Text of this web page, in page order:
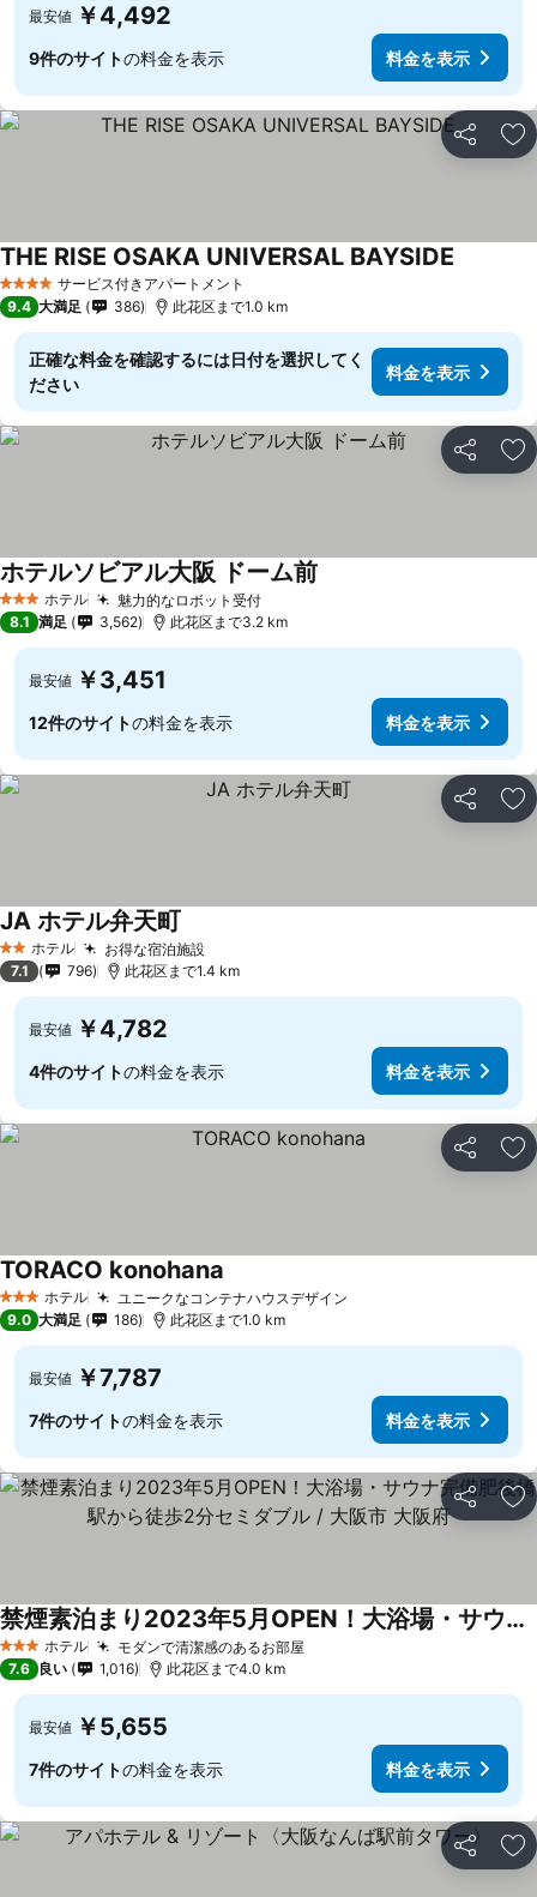
最安値 ￥4,492
9件のサイトの料金を表示 料金を表示
シェア お
4 ホテルのランクサービス付きアパートメント
THE RISE OSAKA UNIVERSAL BAYSIDE
9.4 大満足 386 此花区まで1.0 km
正確な料金を確認するには日付を選択してく
ださい
料金を表示
シェア お
3 ホテルのランク
ホテル 魅力的なロボット受付
ホテルソビアル大阪 ドーム前
8.1 満足 3,562 此花区まで3.2 km
最安値 ￥3,451
12件のサイトの料金を表示 料金を表示
シェア お
2 ホテルのランク
ホテル お得な宿泊施設
JA ホテル弁天町
7.1 796 此花区まで1.4 km
最安値 ￥4,782
4件のサイトの料金を表示 料金を表示
シェア お
3 ホテルのランク
ホテル ユニークなコンテナハウスデザイン
TORACO konohana
9.0 大満足 186 此花区まで1.0 km
最安値 ￥7,787
7件のサイトの料金を表示 料金を表示
シェア お
3 ホテルのランク
ホテル モダンで清潔感のあるお部屋
禁煙素泊まり2023年5月OPEN！大浴場・サウナ完備肥後橋駅から徒歩2分セミダブル / 大阪市 大阪府
7.6 良い 1,016 此花区まで4.0 km
最安値 ￥5,655
7件のサイトの料金を表示 料金を表示
シェア お